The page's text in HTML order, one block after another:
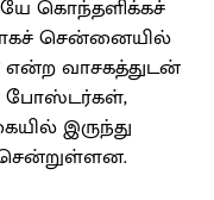
கொந்தளிக்கச்
சென்னையில்
என்ற வாசகத்துடன்
போஸ்டர்கள்,
இருந்து